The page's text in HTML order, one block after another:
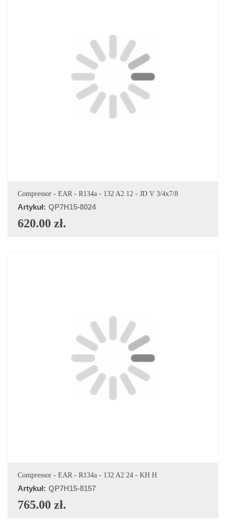
DODAJ DO KOSZYKA
Compressor - EAR - R134a - 132 A2 12 - JD V 3/4x7/8
Artykuł: QP7H15-8024
620.00 zł.
DODAJ DO KOSZYKA
Compressor - EAR - R134a - 132 A2 24 - KH H
Artykuł: QP7H15-8157
765.00 zł.